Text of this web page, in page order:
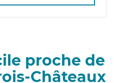
proche de
Châteaux